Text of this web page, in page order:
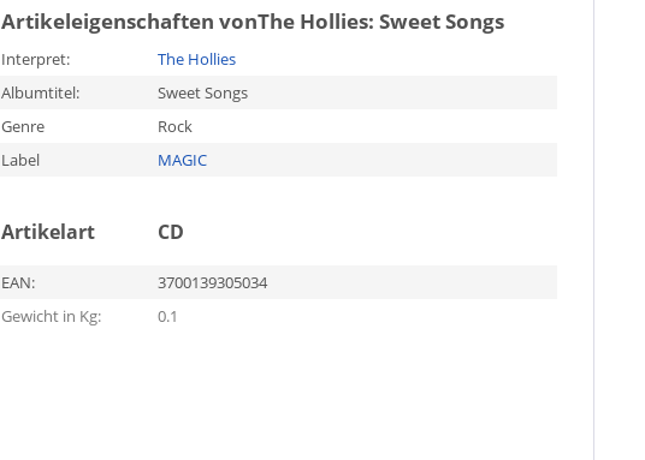
Artikeleigenschaften vonThe Hollies: Sweet Songs
Interpret:
The Hollies
Albumtitel:
Sweet Songs
Genre
Rock
Label
MAGIC
Artikelart CD
EAN:
3700139305034
Gewicht in Kg:
0.1